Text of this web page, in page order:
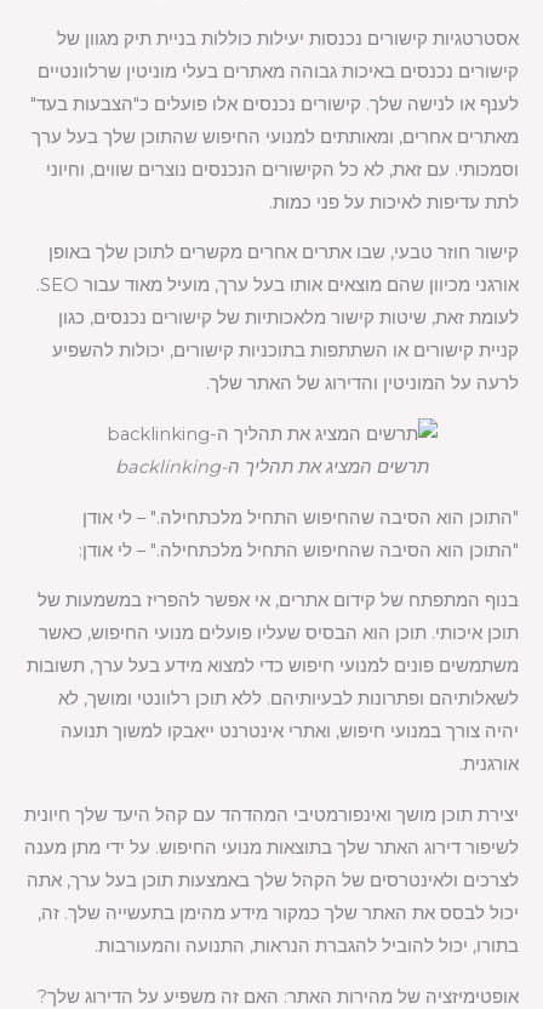
אסטרטגיות קישורים נכנסות יעילות כוללות בניית תיק מגוון של
קישורים נכנסים באיכות גבוהה מאתרים בעלי מוניטין שרלוונטיים
לענף או לנישה שלך. קישורים נכנסים אלו פועלים כ"הצבעות בעד"
מאתרים אחרים, ומאותתים למנועי החיפוש שהתוכן שלך בעל ערך
וסמכותי. עם זאת, לא כל הקישורים הנכנסים נוצרים שווים, וחיוני
לתת עדיפות לאיכות על פני כמות.
קישור חוזר טבעי, שבו אתרים אחרים מקשרים לתוכן שלך באופן
אורגני מכיוון שהם מוצאים אותו בעל ערך, מועיל מאוד עבור SEO.
לעומת זאת, שיטות קישור מלאכותיות של קישורים נכנסים, כגון
קניית קישורים או השתתפות בתוכניות קישורים, יכולות להשפיע
לרעה על המוניטין והדירוג של האתר שלך.
תרשים המציג את תהליך ה-backlinking
"התוכן הוא הסיבה שהחיפוש התחיל מלכתחילה." – לי אודן
"התוכן הוא הסיבה שהחיפוש התחיל מלכתחילה." – לי אודן:
בנוף המתפתח של קידום אתרים, אי אפשר להפריז במשמעות של
תוכן איכותי. תוכן הוא הבסיס שעליו פועלים מנועי החיפוש, כאשר
משתמשים פונים למנועי חיפוש כדי למצוא מידע בעל ערך, תשובות
לשאלותיהם ופתרונות לבעיותיהם. ללא תוכן רלוונטי ומושך, לא
יהיה צורך במנועי חיפוש, ואתרי אינטרנט ייאבקו למשוך תנועה
אורגנית.
יצירת תוכן מושך ואינפורמטיבי המהדהד עם קהל היעד שלך חיונית
לשיפור דירוג האתר שלך בתוצאות מנועי החיפוש. על ידי מתן מענה
לצרכים ולאינטרסים של הקהל שלך באמצעות תוכן בעל ערך, אתה
יכול לבסס את האתר שלך כמקור מידע מהימן בתעשייה שלך. זה,
בתורו, יכול להוביל להגברת הנראות, התנועה והמעורבות.
אופטימיזציה של מהירות האתר: האם זה משפיע על הדירוג שלך?